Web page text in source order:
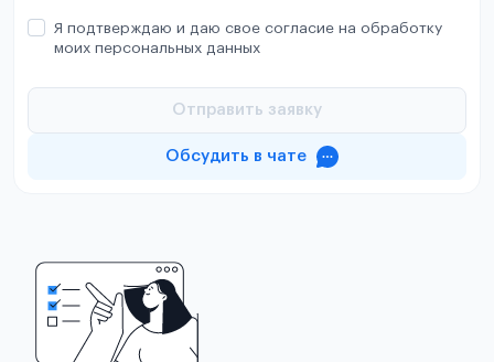
Я подтверждаю и даю свое согласие на обработку
моих персональных данных
Отправить заявку
Обсудить в чате